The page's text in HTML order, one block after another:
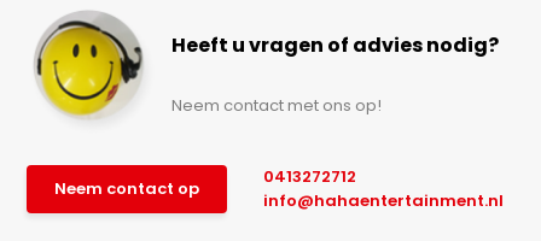
Heeft u vragen of advies nodig?
Neem contact met ons op!
Neem contact op
0413272712
info@hahaentertainment.nl